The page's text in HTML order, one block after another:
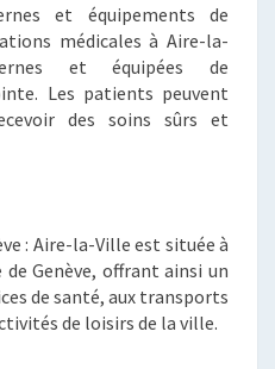
et équipements de
médicales à Aire-la-
et équipées de
Les patients peuvent
des soins sûrs et
: Aire-la-Ville est située à
Genève, offrant ainsi un
de santé, aux transports
de loisirs de la ville.